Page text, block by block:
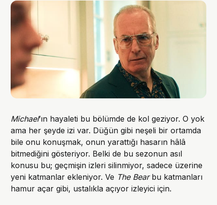
Michael’ın hayaleti bu bölümde de kol geziyor. O yok
ama her şeyde izi var. Düğün gibi neşeli bir ortamda
bile onu konuşmak, onun yarattığı hasarın hâlâ
bitmediğini gösteriyor. Belki de bu sezonun asıl
konusu bu; geçmişin izleri silinmiyor, sadece üzerine
yeni katmanlar ekleniyor. Ve The Bearbu katmanları
hamur açar gibi, ustalıkla açıyor izleyici için.